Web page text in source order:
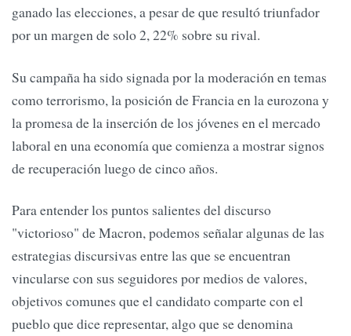
ganado las elecciones, a pesar de que resultó triunfador
por un margen de solo 2, 22% sobre su rival.
Su campaña ha sido signada por la moderación en temas
como terrorismo, la posición de Francia en la eurozona y
la promesa de la inserción de los jóvenes en el mercado
laboral en una economía que comienza a mostrar signos
de recuperación luego de cinco años.
Para entender los puntos salientes del discurso
"victorioso" de Macron, podemos señalar algunas de las
estrategias discursivas entre las que se encuentran
vincularse con sus seguidores por medios de valores,
objetivos comunes que el candidato comparte con el
pueblo que dice representar, algo que se denomina